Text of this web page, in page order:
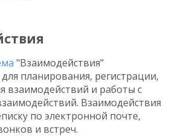
"Взаимодействия"
планирования, регистрации,
взаимодействий и работы с
Взаимодействия
по электронной почте,
и встреч.